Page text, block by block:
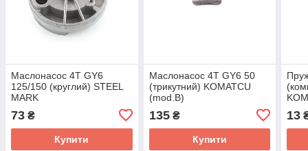
Маслонасос 4T GY6
125/150 (круглий) STEEL
MARK
73 ₴
Купити
Маслонасос 4T GY6 50
(трикутний) KOMATCU
(mod.B)
135₴
Купити
13